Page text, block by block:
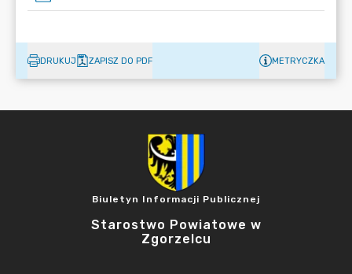
DRUKUJ ZAPISZ DO PDF METRYCZKA
Biuletyn Informacji Publicznej
Starostwo Powiatowe w
Zgorzelcu